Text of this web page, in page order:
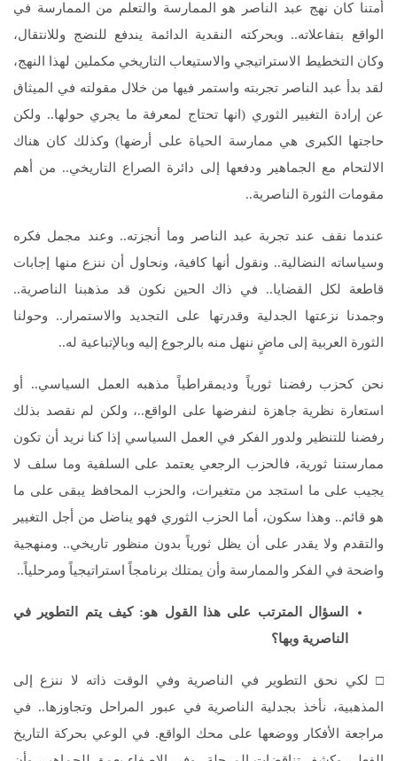
أمتنا كان نهج عبد الناصر هو الممارسة والتعلم من الممارسة في
الواقع بتفاعلاته.. وبحركته النقدية الدائمة يندفع للنضج وللانتقال،
وكان التخطيط الاستراتيجي والاستيعاب التاريخي مكملين لهذا النهج،
لقد بدأ عبد الناصر تجربته واستمر فيها من خلال مقولته في الميثاق
عن إرادة التغيير الثوري (انها تحتاج لمعرفة ما يجري حولها.. ولكن
حاجتها الكبرى هي ممارسة الحياة على أرضها) وكذلك كان هناك
الالتحام مع الجماهير ودفعها إلى دائرة الصراع التاريخي.. من أهم
مقومات الثورة الناصرية..
عندما نقف عند تجربة عبد الناصر وما أنجزته.. وعند مجمل فكره
وسياساته النضالية.. ونقول أنها كافية، ونحاول أن ننزع منها إجابات
قاطعة لكل القضايا.. في ذاك الحين نكون قد مذهبنا الناصرية..
وجمدنا نزعتها الجدلية وقدرتها على التجديد والاستمرار.. وحولنا
الثورة العربية إلى ماضٍ ننهل منه بالرجوع إليه وبالإتباعية له..
نحن كحزب رفضنا ثورياً وديمقراطياً مذهبه العمل السياسي.. أو
استعارة نظرية جاهزة لنفرضها على الواقع..، ولكن لم نقصد بذلك
رفضنا للتنظير ولدور الفكر في العمل السياسي إذا كنا نريد أن تكون
ممارستنا ثورية، فالحزب الرجعي يعتمد على السلفية وما سلف لا
يجيب على ما استجد من متغيرات، والحزب المحافظ يبقى على ما
هو قائم.. وهذا سكون، أما الحزب الثوري فهو يناضل من أجل التغيير
والتقدم ولا يقدر على أن يظل ثورياً بدون منظور تاريخي.. ومنهجية
واضحة في الفكر والممارسة وأن يمتلك برنامجاً استراتيجياً ومرحلياً..
السؤال المترتب على هذا القول هو: كيف يتم التطوير في
الناصرية وبها؟
□ لكي نحق التطوير في الناصرية وفي الوقت ذاته لا ننزع إلى
المذهبية، نأخذ بجدلية الناصرية في عبور المراحل وتجاوزها.. في
مراجعة الأفكار ووضعها على محك الواقع. في الوعي بحركة التاريخ